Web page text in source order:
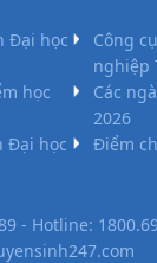
Đại học
Công
nghiệp
học
Các
2026
Đại học
Điểm
- Hotline: